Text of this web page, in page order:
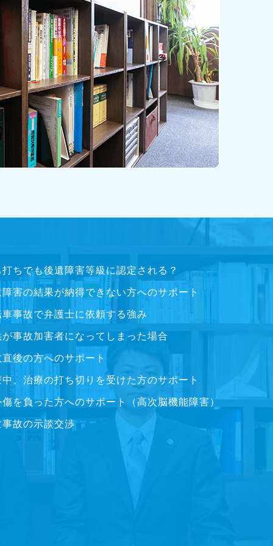
打ちでも後遺障害等級に認定される？
障害の結果が納得できない方へのサポート
車事故で弁護士に依頼する強み
が事故加害者になってしまった場合
後の方へのサポート
中、治療の打ち切りを受けた方のサポート
傷を負った方へのサポート（高次脳機能障害）
事故の示談交渉